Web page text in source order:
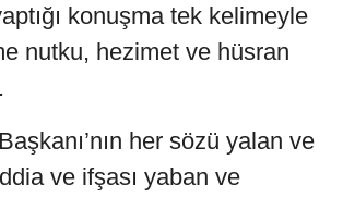
konuşma tek kelimeyle
nutku, hezimet ve hüsran
her sözü yalan ve
ve ifşası yaban ve